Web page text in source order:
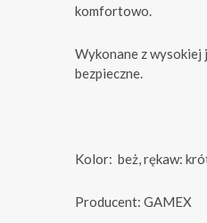
komfortowo.
Wykonane z wysokiej
bezpieczne.
Kolor: beż, rękaw:
Producent: GAMEX